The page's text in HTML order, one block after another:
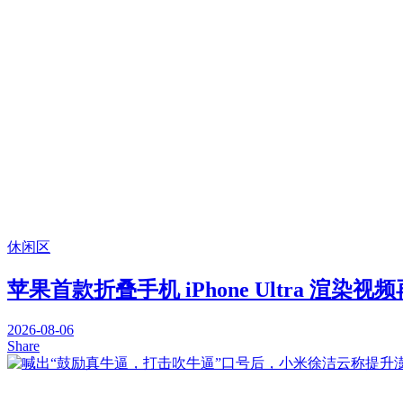
休闲区
苹果首款折叠手机 iPhone Ultra 渲染视频
2026-08-06
Share